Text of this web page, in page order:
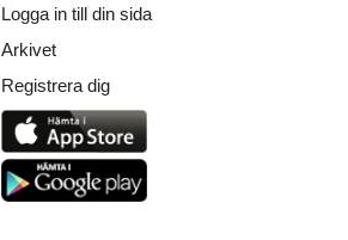
Logga in till din sida
Arkivet
Registrera dig